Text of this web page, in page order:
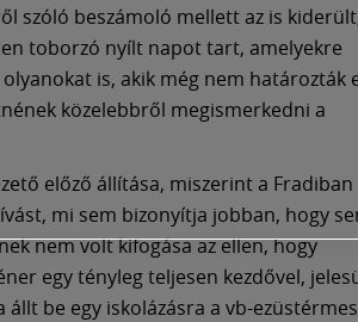
szóló beszámoló mellett az is
toborzó nyílt napot tart, amelyekre
is, akik még nem határozták
közelebbről megismerkedni a
előző állítása, miszerint a Fradiban
mi sem bizonyítja jobban, hogy
nem volt kifogása az ellen, hogy
egy tényleg teljesen kezdővel,
be egy iskolázásra a vb-